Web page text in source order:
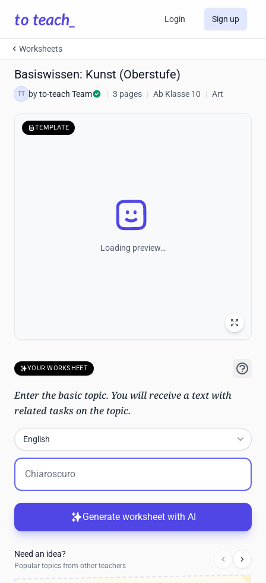
Login Sign up
Worksheets
Basiswissen: Kunst (Oberstufe)
TT byto-teach Team | 3 pages | Ab Klasse 10 | Art
TEMPLATE
Loading preview…
YOUR WORKSHEET
Enter the basic topic. You will receive a text with
related tasks on the topic.
English
Generate worksheet with AI
Need an idea?
Popular topics from other teachers